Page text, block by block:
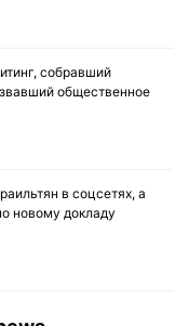
собравший
общественное
в соцсетях, а
новому докладу